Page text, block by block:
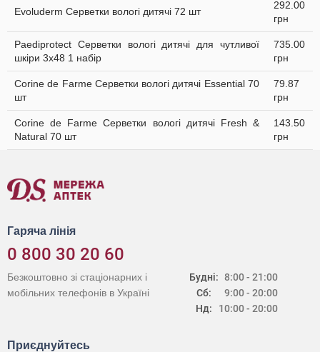
Evoluderm Серветки вологі дитячі 72 шт
292.00
грн
Paediprotect Серветки вологі дитячі для чутливої
шкіри 3х48 1 набір
735.00
грн
Corine de Farme Серветки вологі дитячі Essential 70
шт
79.87
грн
Corine de Farme Серветки вологі дитячі Fresh &
Natural 70 шт
143.50
грн
Гаряча лінія
0 800 30 20 60
Будні:
Сб:
Нд:
8:00 - 21:00
9:00 - 20:00
10:00 - 20:00
Безкоштовно зі стаціонарних і
мобільних телефонів в Україні
Приєднуйтесь